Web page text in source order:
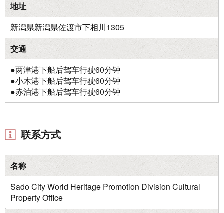
地址
新潟県新潟県佐渡市下相川1305
交通
●两津港下船后驾车行驶60分钟
●小木港下船后驾车行驶60分钟
●赤泊港下船后驾车行驶60分钟
联系方式
名称
Sado City World Heritage Promotion Division Cultural
Property Office